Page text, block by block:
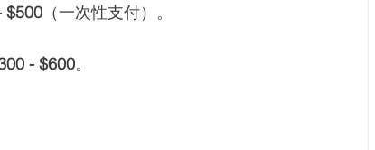
$500 （一次性支付）。
- $600。